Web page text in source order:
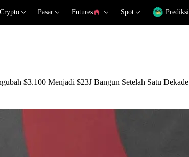
Pasar Futures Spot Prediksi
$3.100 Menjadi $23J Bangun Setelah Satu Dekade